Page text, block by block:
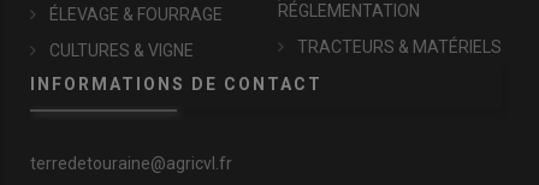
ÉLEVAGE & FOURRAGE
CULTURES & VIGNE
RÉGLEMENTATION
TRACTEURS & MATÉRIELS
INFORMATIONS DE CONTACT
terredetouraine@agricvl.fr